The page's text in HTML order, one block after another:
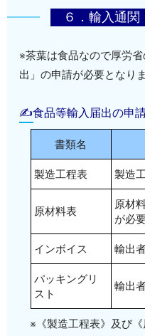
６．輸入通関
※茶葉は食品なので厚労
出」の申請が必要となりま
✍食品等輸入届出の申
書類名
製造工程表 製造
原材料表
原材
が必
インボイス 輸出
パッキングリ
スト
輸出
※《製造工程表》及び